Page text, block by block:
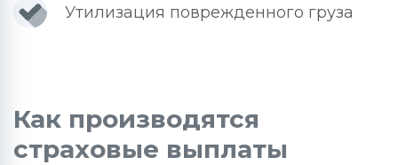
Утилизация поврежденного груза
Как производятся
страховые выплаты